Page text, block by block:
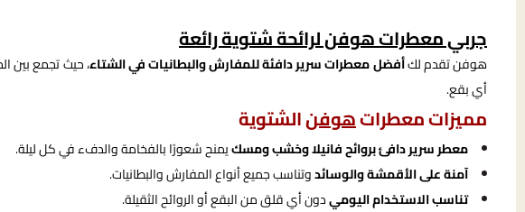
جربي معطرات هوفن لرائحة شتوية رائعة
هوفن تقدم لكأفضل معطرات سرير دافئة للمفارش والبطانيات في الشتاء، حيث تجمع بين
أي بقع.
مميزات معطراتهوفنالشتوية
معطر سرير دافئ بروائح فانيلا وخشب ومسكيمنح شعورًا بالفخامة والدفء في كل ليلة.
آمنة على الأقمشة والوسائدوتناسب جميع أنواع المفارش والبطانيات.
تناسب الاستخدام اليوميدون أي قلق من البقع أو الروائح الثقيلة.